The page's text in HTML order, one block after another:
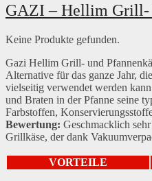
GAZI – Hellim Grill-
Keine Produkte gefunden.
Gazi Hellim Grill- und
Alternative für das ganze Jahr,
vielseitig verwendet werden
und Braten in der Pfanne seine
Farbstoffen,
Bewertung: Geschmacklich
Grillkäse, der dank
VORTEILE